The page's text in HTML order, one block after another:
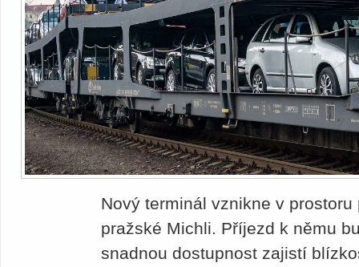
Nový terminál vznikne v
pražské Michli. Příjezd k němu
snadnou dostupnost zajistí